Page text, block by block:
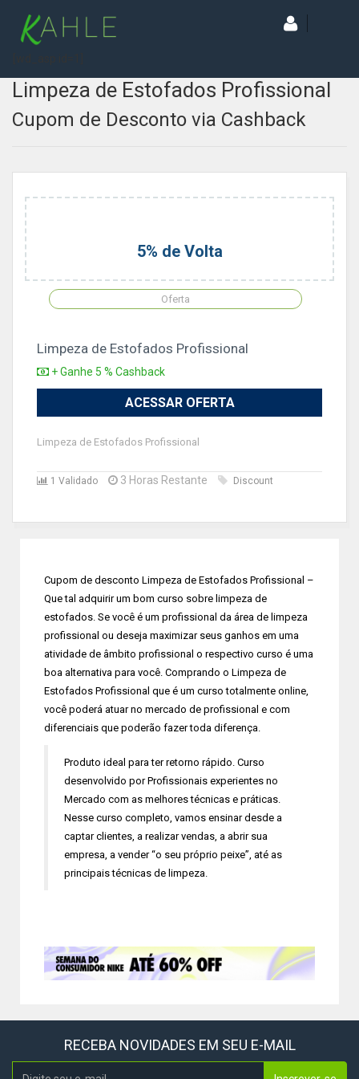
Limpeza de Estofados Profissional
Cupom de Desconto via Cashback
5% de Volta
Oferta
Limpeza de Estofados Profissional
+ Ganhe 5 % Cashback
ACESSAR OFERTA
Limpeza de Estofados Profissional
1 Validado 3 Horas Restante Discount
Cupom de desconto Limpeza de Estofados Profissional –
Que tal adquirir um bom curso sobre limpeza de
estofados. Se você é um profissional da área de limpeza
profissional ou deseja maximizar seus ganhos em uma
atividade de âmbito profissional o respectivo curso é uma
boa alternativa para você. Comprando o Limpeza de
Estofados Profissional que é um curso totalmente online,
você poderá atuar no mercado de profissional e com
diferenciais que poderão fazer toda diferença.
Produto ideal para ter retorno rápido. Curso
desenvolvido por Profissionais experientes no
Mercado com as melhores técnicas e práticas.
Nesse curso completo, vamos ensinar desde a
captar clientes, a realizar vendas, a abrir sua
empresa, a vender “o seu próprio peixe”, até as
principais técnicas de limpeza.
RECEBA NOVIDADES EM SEU E-MAIL